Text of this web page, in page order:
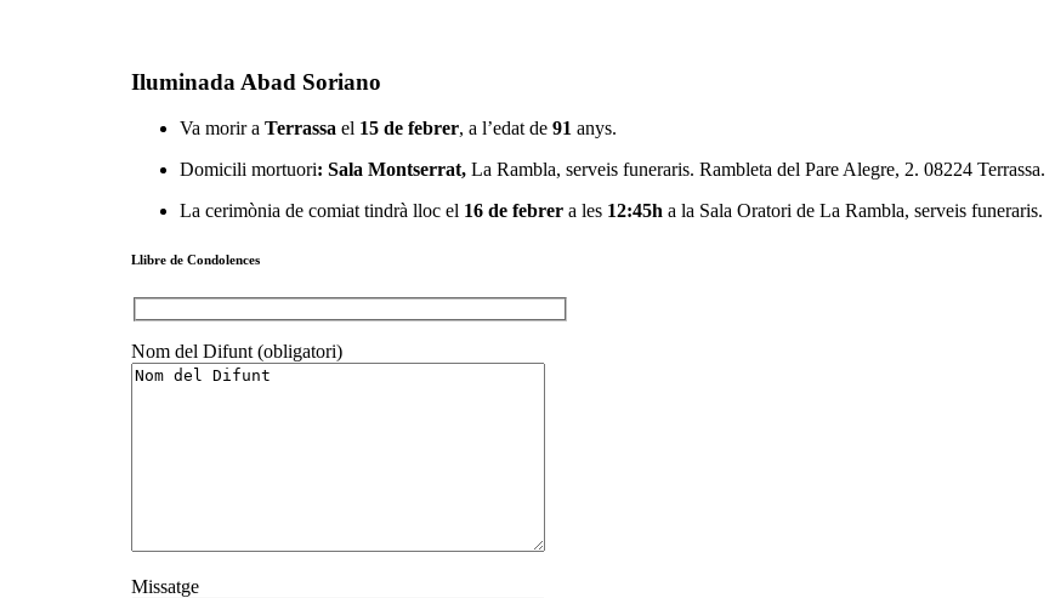
Iluminada Abad Soriano
Va morir a Terrassa el 15 de febrer, a l’edat de 91 anys.
Domicili mortuori: Sala Montserrat, La Rambla, serveis funeraris. Rambleta del Pare Alegre, 2. 08224 Terrassa.
La cerimònia de comiat tindrà lloc el 16 de febrer a les 12:45h a la Sala Oratori de La Rambla, serveis funeraris.
Llibre de Condolences
Nom del Difunt (obligatori)
Missatge